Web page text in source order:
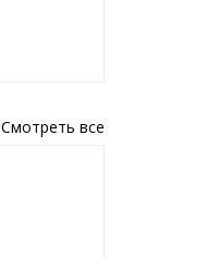
Смотреть все